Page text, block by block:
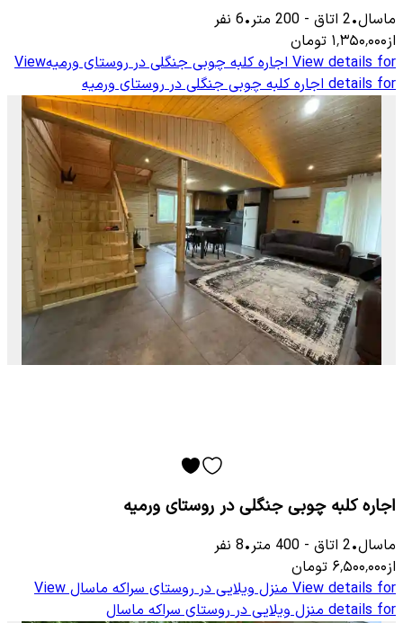
ماسال•
2 اتاق -
200 متر•
6 نفر
از۱٬۳۵۰٬۰۰۰ تومان
View details for اجاره کلبه چوبی جنگلی در روستای ورمیهView
details for اجاره کلبه چوبی جنگلی در روستای ورمیه
اجاره کلبه چوبی جنگلی در روستای ورمیه
ماسال•
2 اتاق -
400 متر•
8 نفر
از۶٬۵۰۰٬۰۰۰ تومان
View details for منزل ویلایی در روستای سراکه ماسالView
details for منزل ویلایی در روستای سراکه ماسال